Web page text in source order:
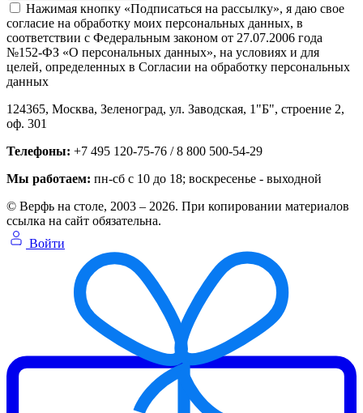
Нажимая кнопку «Подписаться на рассылку», я даю свое
согласие на обработку моих персональных данных, в
соответствии с Федеральным законом от 27.07.2006 года
№152-ФЗ «О персональных данных», на условиях и для
целей, определенных в Согласии на обработку персональных
данных
124365, Москва, Зеленоград, ул. Заводская, 1"Б", строение 2,
оф. 301
Телефоны: +7 495 120-75-76 / 8 800 500-54-29
Мы работаем: пн-сб с 10 до 18; воскресенье - выходной
© Верфь на столе, 2003 – 2026. При копировании материалов
ссылка на сайт обязательна.
Войти